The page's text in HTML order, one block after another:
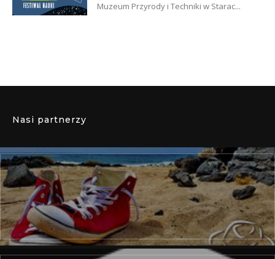
Muzeum Przyrody i Techniki w Starac...
Nasi partnerzy